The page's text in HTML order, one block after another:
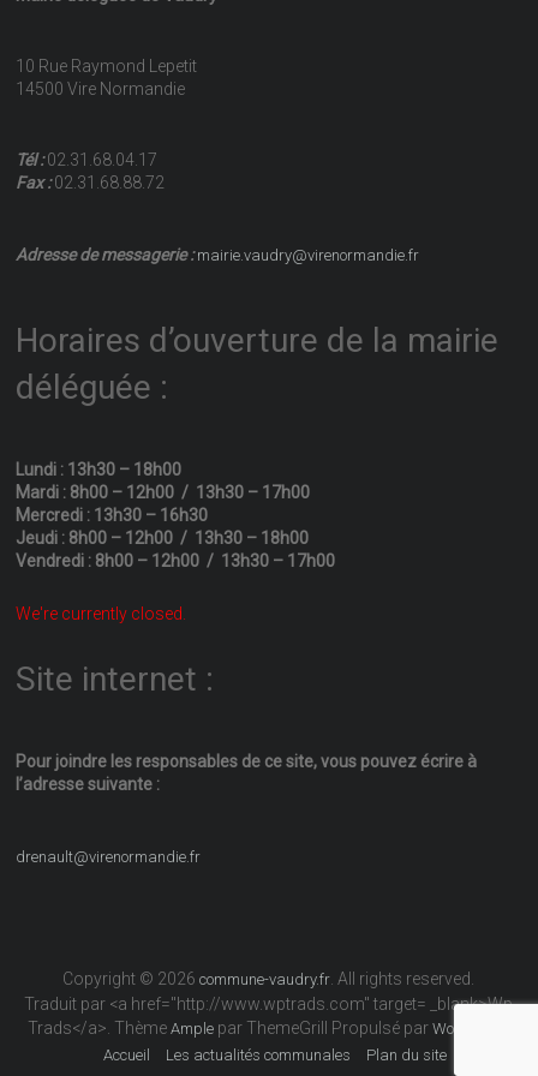
10 Rue Raymond Lepetit
14500 Vire Normandie
Tél :02.31.68.04.17
Fax :02.31.68.88.72
Adresse de messagerie :mairie.vaudry@virenormandie.fr
Horaires d’ouverture de la mairie
déléguée :
Lundi : 13h30 – 18h00
Mardi : 8h00 – 12h00 / 13h30 – 17h00
Mercredi : 13h30 – 16h30
Jeudi : 8h00 – 12h00 / 13h30 – 18h00
Vendredi : 8h00 – 12h00 / 13h30 – 17h00
We're currently closed.
Site internet :
Pour joindre les responsables de ce site, vous pouvez écrire à
l’adresse suivante :
drenault@virenormandie.fr
Copyright © 2026commune-vaudry.fr . All rights reserved.
Traduit par <a href="http://www.wptrads.com" target= _blank>Wp
Trads</a>. ThèmeAmple par ThemeGrill Propulsé parWordPress
Accueil
Les actualités communales Plan du site